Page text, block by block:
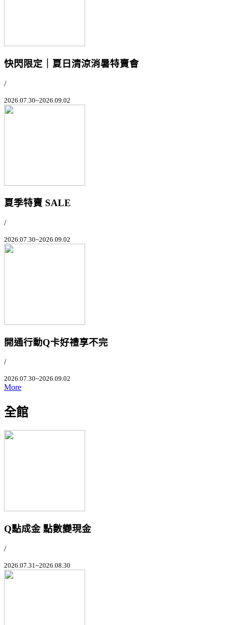
快閃限定｜夏日清涼消暑特賣會
/
2026.07.30~2026.09.02
夏季特賣 SALE
/
2026.07.30~2026.09.02
開通行動Q卡好禮享不完
/
2026.07.30~2026.09.02
More
全館
Q點成金 點數變現金
/
2026.07.31~2026.08.30